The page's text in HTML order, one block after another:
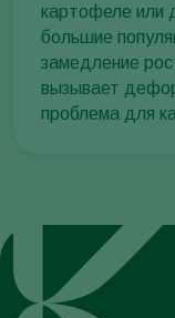
картофеле или
большие
замедление
вызывает
проблема для